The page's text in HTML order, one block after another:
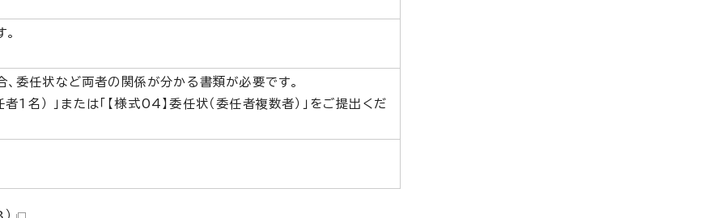
委任状など両者の関係が分かる書類が必要です。
1名） 」または「【様式04】委任状（委任者複数者）」をご提出くだ